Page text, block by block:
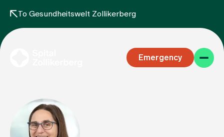
To Gesundheitswelt Zollikerberg
Emergency